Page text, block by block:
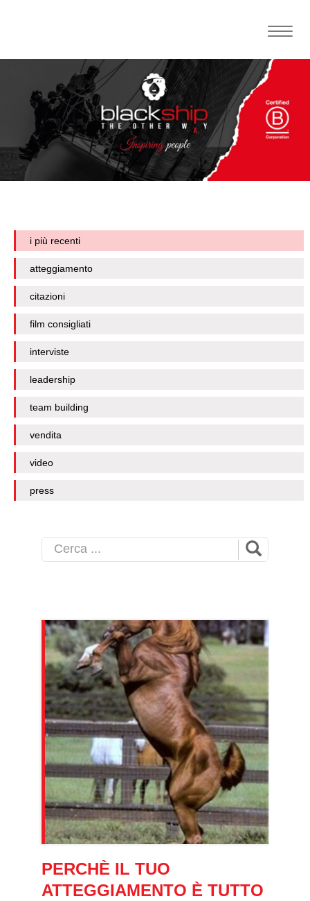
Toggle
i più recenti
atteggiamento
citazioni
film consigliati
interviste
leadership
team building
vendita
video
press
PERCHÈ IL TUO
ATTEGGIAMENTO È TUTTO